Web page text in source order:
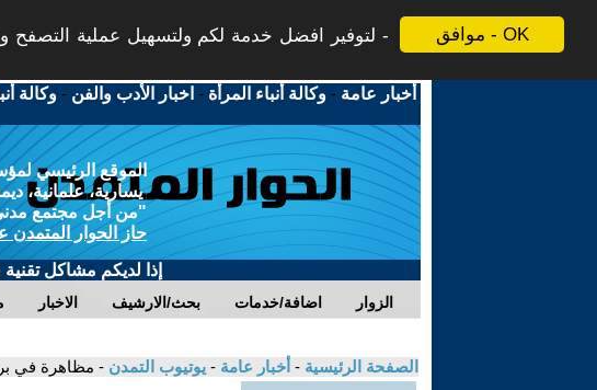
موافق - OK
لتوفير افضل خدمة لكم ولتسهيل عملية التصفح
أخبار عامة -وكالة أنباء المرأة - اخبار الأدب والفن -وكالة
الموقع الرئيسي
يسارية، علمانية،
"من أجل مجتمع مدني
حاز الحوار المتمدن
إذا لديكم مشاكل
الاخبار بحث/الارشيف اضافة/خدمات الزوار
الصفحة الرئيسية - أخبار عامة - يوتيوب التمدن - مظاهرة في